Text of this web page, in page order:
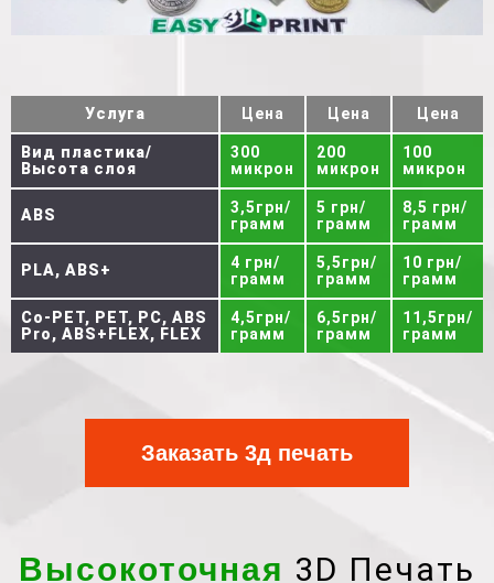
Услуга Цена Цена Цена
Вид пластика/
Высота слоя
300
микрон
200
микрон
100
микрон
ABS
3,5грн/
грамм
5 грн/
грамм
8,5 грн/
грамм
PLA, ABS+
4 грн/
грамм
5,5грн/
грамм
10 грн/
грамм
Co-PET, PET, PC, ABS
Pro, ABS+FLEX, FLEX
4,5грн/
грамм
6,5грн/
грамм
11,5грн/
грамм
Заказать 3д печать
Высокоточная 3D Печать